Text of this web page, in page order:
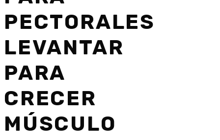
PECTORALES
LEVANTAR
PARA
CRECER
MÚSCULO